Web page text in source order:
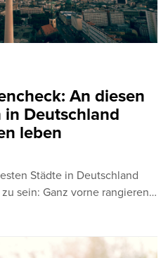
An diesen
in Deutschland
leben
Städte in Deutschland
sein: Ganz vorne rangieren…